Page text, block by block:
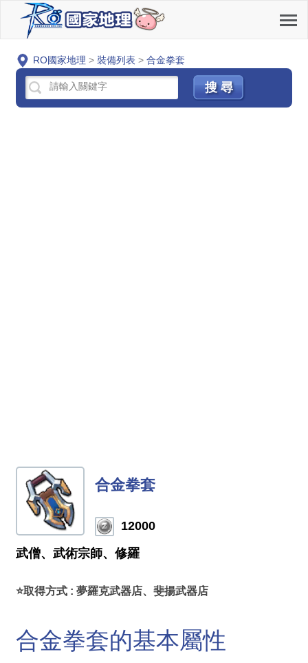
RO國家地理 > 裝備列表 > 合金拳套
合金拳套
12000
武僧、武術宗師、修羅
⭐取得方式 : 夢羅克武器店、斐揚武器店
合金拳套的基本屬性